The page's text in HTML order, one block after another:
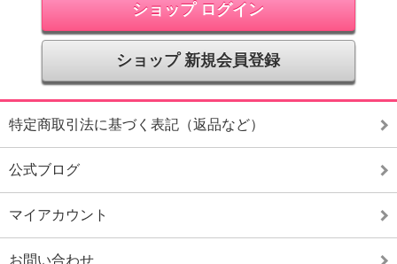
ショップ ログイン
ショップ 新規会員登録
特定商取引法に基づく表記（返品など）
公式ブログ
マイアカウント
お問い合わせ